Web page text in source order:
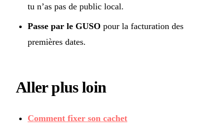
tu n’as pas de public local.
Passe par le GUSO pour la facturation des
premières dates.
Aller plus loin
Comment fixer son cachet